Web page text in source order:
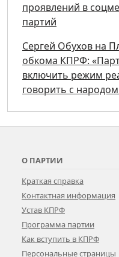
проявлений в
партий
Сергей Обухов на
обкома КПРФ:
включить режим
говорить с
О ПАРТИИ
Краткая справка
Контактная информация
Устав КПРФ
Программа партии
Как вступить в КПРФ
Персональные страницы